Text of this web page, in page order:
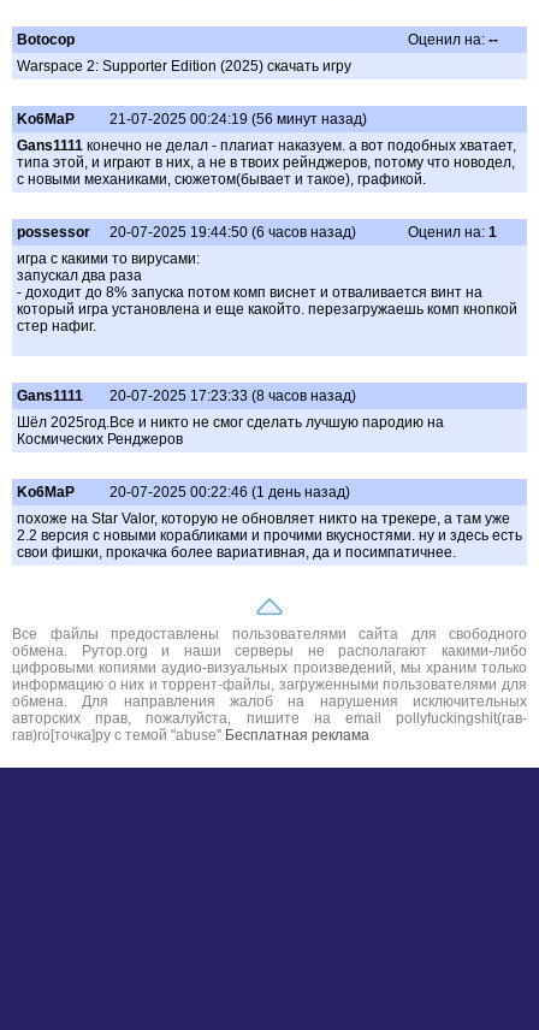
Botocop Оценил на: --
Warspace 2: Supporter Edition (2025) скачать игру
Ko6MaP
21-07-2025 00:24:19 (56 минут назад)
Gans1111 конечно не делал - плагиат наказуем. а вот подобных хватает,
типа этой, и играют в них, а не в твоих рейнджеров, потому что новодел,
с новыми механиками, сюжетом(бывает и такое), графикой.
possessor 20-07-2025 19:44:50 (6 часов назад) Оценил на: 1
игра с какими то вирусами:
запускал два раза
- доходит до 8% запуска потом комп виснет и отваливается винт на
который игра установлена и еще какойто. перезагружаешь комп кнопкой
стер нафиг.
Gans1111
20-07-2025 17:23:33 (8 часов назад)
Шёл 2025год.Все и никто не смог сделать лучшую пародию на
Космических Ренджеров
Ko6MaP
20-07-2025 00:22:46 (1 день назад)
похоже на Star Valor, которую не обновляет никто на трекере, а там уже
2.2 версия с новыми корабликами и прочими вкусностями. ну и здесь есть
свои фишки, прокачка более вариативная, да и посимпатичнее.
Все файлы предоставлены пользователями сайта для свободного
обмена. Рутор.org и наши серверы не располагают какими-либо
цифровыми копиями аудио-визуальных произведений, мы храним только
информацию о них и торрент-файлы, загруженными пользователями для
обмена. Для направления жалоб на нарушения исключительных
авторских прав, пожалуйста, пишите на email pollyfuckingshit(гав-
гав)ro[точка]ру с темой "abuse" Бесплатная реклама